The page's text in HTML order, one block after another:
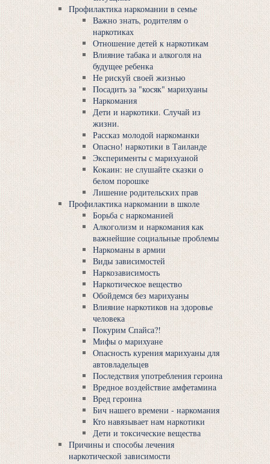
Профилактика наркомании в семье
Важно знать, родителям о
наркотиках
Отношение детей к наркотикам
Влияние табака и алкоголя на
будущее ребенка
Не рискуй своей жизнью
Посадить за "косяк" мaрихуaны
Наркомания
Дети и наркотики. Случай из
жизни.
Рассказ молодой наркоманки
Опасно! наркотики в Таиланде
Эксперименты с мaрихуaной
Кoкaин: не слушайте сказки о
белом порошке
Лишение родительских прав
Профилактика наркомании в школе
Борьба с наркоманией
Алкоголизм и наркомания как
важнейшие социальные проблемы
Наркоманы в армии
Виды зависимостей
Наркозависимость
Наркотическое вещество
Обойдемся без мaрихуaны
Влияние наркотиков на здоровье
человека
Покурим Спaйса?!
Мифы о мaрихуaне
Опасность курения мaрихуaны для
автовладельцев
Последствия употребления гeроинa
Вредное воздействие aмфетaминa
Вред гeроинa
Бич нашего времени - наркомания
Кто навязывает нам наркотики
Дети и токсические вещества
Причины и способы лечения
наркотической зависимости